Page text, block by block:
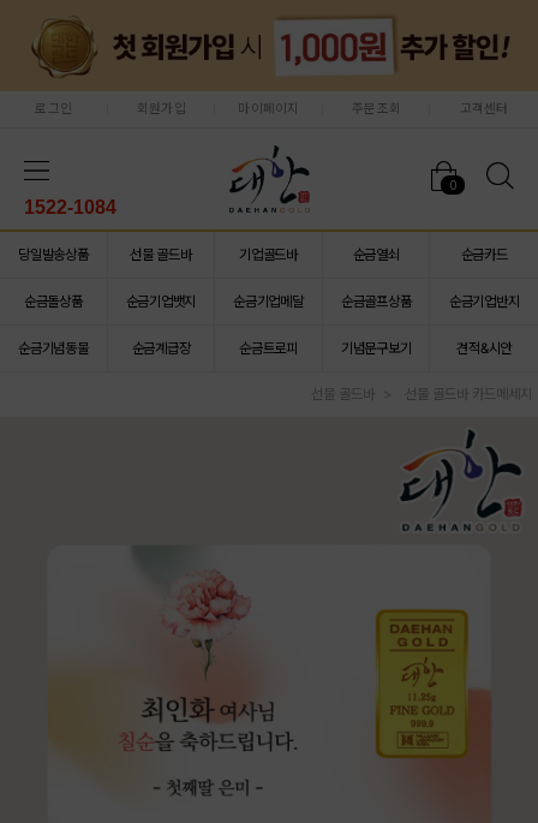
로그인 회원가입 마이페이지 주문조회 고객센터
0
1522-1084
당일발송상품 선물 골드바 기업골드바 순금열쇠 순금카드
순금돌상품 순금기업뱃지 순금기업메달 순금골프상품 순금기업반지
순금기념동물 순금계급장 순금트로피 기념문구보기 견적&시안
선물 골드바 선물 골드바 카드메세지